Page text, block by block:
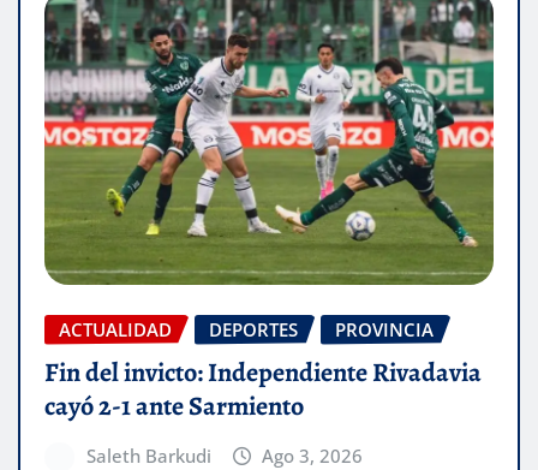
ACTUALIDAD DEPORTES PROVINCIA
Fin del invicto: Independiente Rivadavia
cayó 2-1 ante Sarmiento
Saleth Barkudi Ago 3, 2026